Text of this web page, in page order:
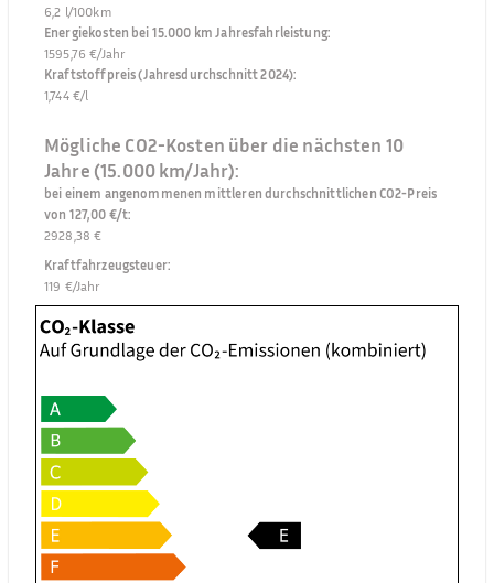
6,2 l/100km
Energiekosten bei 15.000 km Jahresfahrleistung:
1595,76 €/Jahr
Kraftstoffpreis (Jahresdurchschnitt 2024):
1,744 €/l
Mögliche CO2-Kosten über die nächsten 10
Jahre (15.000 km/Jahr):
bei einem angenommenen mittleren durchschnittlichen CO2-Preis
von 127,00 €/t:
2928,38 €
Kraftfahrzeugsteuer:
119 €/Jahr